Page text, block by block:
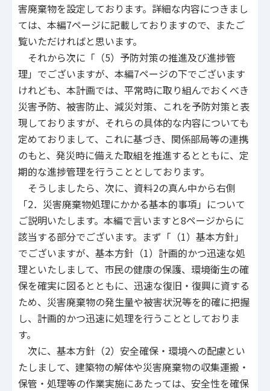
害廃棄物を設定しております。詳細な内容につきまし
ては、本編7ページに記載しておりますので、またご
覧いただければと思います。
それから次に「（5）予防対策の推進及び進捗管
理」でございますが、本編7ページの下でございます
けれども、本計画では、平常時に取り組んでおくべき
災害予防、被害防止、減災対策、これを予防対策と表
現しておりますが、それらの具体的な内容についても
定めておりまして、これに基づき、関係部局等の連携
のもと、発災時に備えた取組を推進するとともに、定
期的な進捗管理を行うこととしております。
そうしましたら、次に、資料2の真ん中から右側
「2．災害廃棄物処理にかかる基本的事項」について
ご説明いたします。本編で言いますと8ページからに
該当する部分でございます。まず「（1）基本方針」
でございますが、基本方針（1）計画的かつ迅速な処
理といたしまして、市民の健康の保護、環境衛生の確
保を確実に図るとともに、迅速な復旧・復興に資する
ため、災害廃棄物の発生量や被害状況等を的確に把握
し、計画的かつ迅速に処理を行うこととしておりま
す。
次に、基本方針（2）安全確保・環境への配慮とい
たしまして、建築物の解体や災害廃棄物の収集運搬・
保管・処理等の作業実施にあたっては、安全性を確保